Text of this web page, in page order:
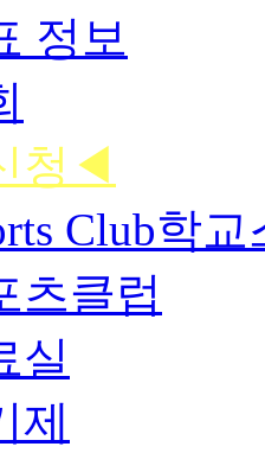
정보
청◀
Club학교
츠클럽
실
제